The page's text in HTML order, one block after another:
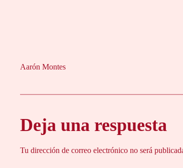
Aarón Montes
Deja una respuesta
Tu dirección de correo electrónico no será